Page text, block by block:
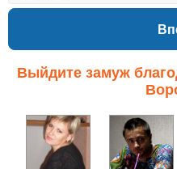
Выйдите замуж